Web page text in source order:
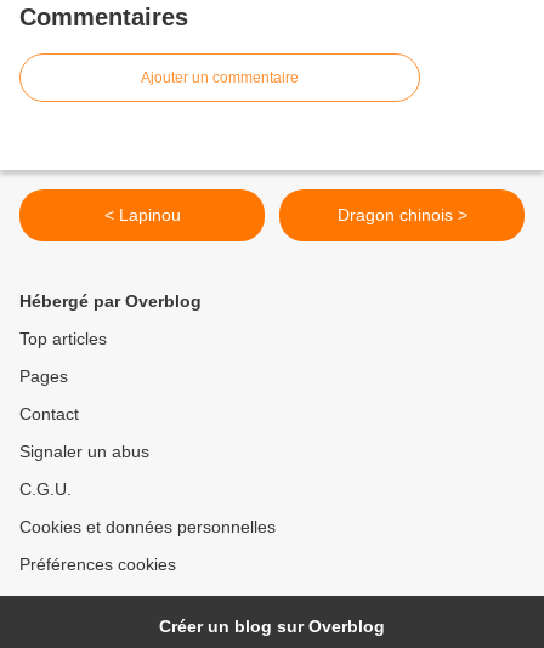
Commentaires
Ajouter un commentaire
< Lapinou Dragon chinois >
Hébergé par Overblog
Top articles
Pages
Contact
Signaler un abus
C.G.U.
Cookies et données personnelles
Préférences cookies
Créer un blog sur Overblog